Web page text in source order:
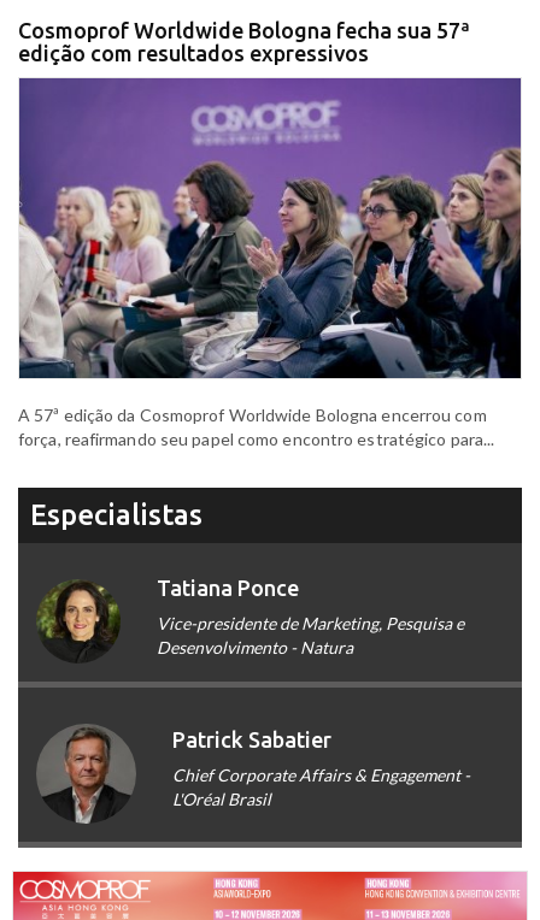
Cosmoprof Worldwide Bologna fecha sua 57ª
edição com resultados expressivos
A 57ª edição da Cosmoprof Worldwide Bologna encerrou com
força, reafirmando seu papel como encontro estratégico para...
Especialistas
Tatiana Ponce
Vice-presidente de Marketing, Pesquisa e
Desenvolvimento - Natura
Patrick Sabatier
Chief Corporate Affairs & Engagement -
L'Oréal Brasil